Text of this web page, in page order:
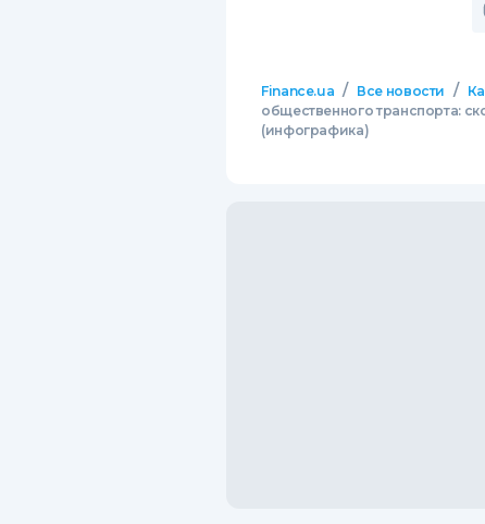
Finance.ua / Все новости /
общественного транспорта:
(инфографика)